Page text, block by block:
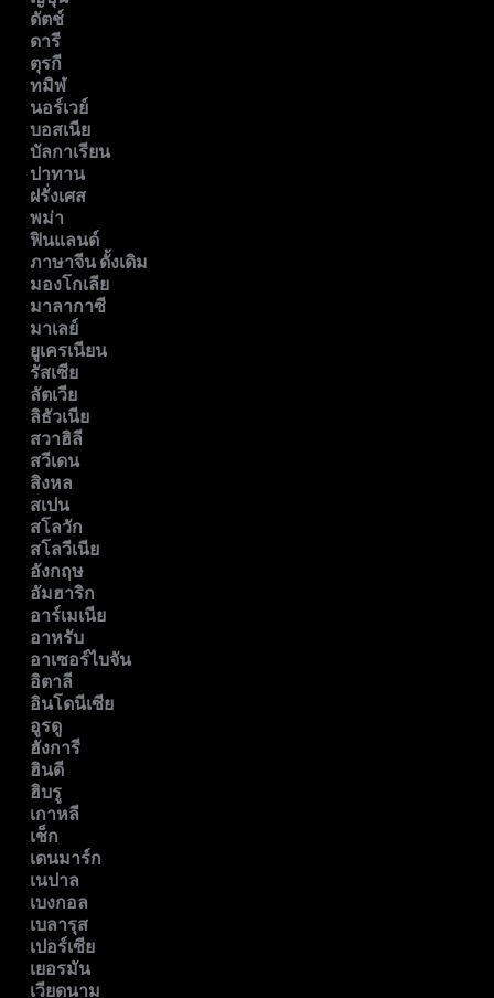
ดัตช์
ดารี
ตุรกี
ทมิฬ
นอร์เวย์
บอสเนีย
บัลกาเรียน
ปาทาน
ฝรั่งเศส
พม่า
ฟินแลนด์
ภาษาจีน ดั้งเดิม
มองโกเลีย
มาลากาซี
มาเลย์
ยูเครเนียน
รัสเซีย
ลัตเวีย
ลิธัวเนีย
สวาฮิลี
สวีเดน
สิงหล
สเปน
สโลวัก
สโลวีเนีย
อังกฤษ
อัมฮาริก
อาร์เมเนีย
อาหรับ
อาเซอร์ไบจัน
อิตาลี
อินโดนีเซีย
อูรดู
ฮังการี
ฮินดี
ฮิบรู
เกาหลี
เช็ก
เดนมาร์ก
เนปาล
เบงกอล
เบลารุส
เปอร์เซีย
เยอรมัน
เวียดนาม